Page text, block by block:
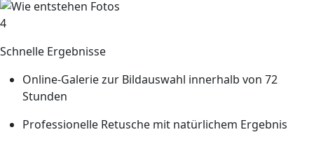
4
Schnelle Ergebnisse
Online-Galerie zur Bildauswahl innerhalb von 72
Stunden
Professionelle Retusche mit natürlichem Ergebnis